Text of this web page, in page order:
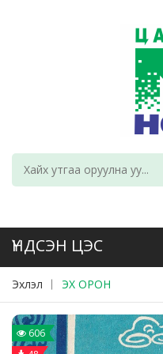
Эхлэл ЭХ ОРОН
606